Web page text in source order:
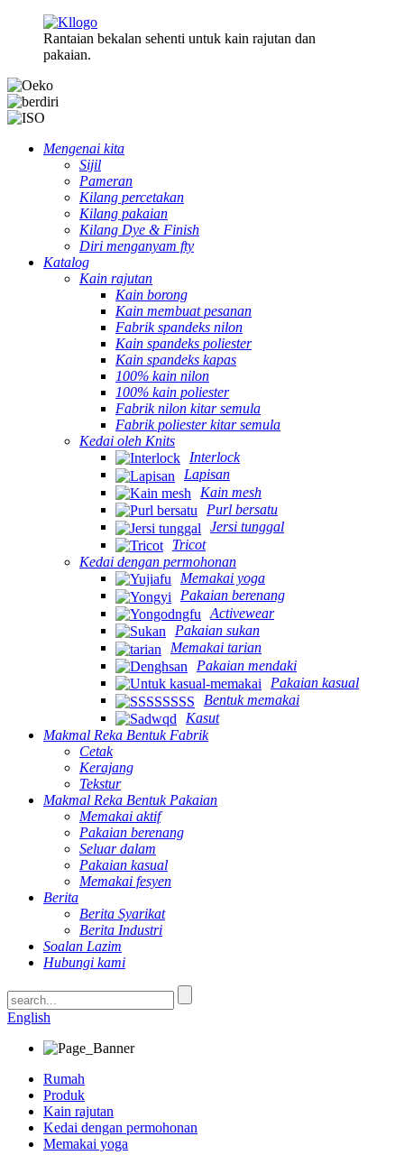
Rantaian bekalan sehenti untuk kain rajutan dan
pakaian.
Mengenai kita
Sijil
Pameran
Kilang percetakan
Kilang pakaian
Kilang Dye & Finish
Diri menganyam fty
Katalog
Kain rajutan
Kain borong
Kain membuat pesanan
Fabrik spandeks nilon
Kain spandeks poliester
Kain spandeks kapas
100% kain nilon
100% kain poliester
Fabrik nilon kitar semula
Fabrik poliester kitar semula
Kedai oleh Knits
Interlock
Lapisan
Kain mesh
Purl bersatu
Jersi tunggal
Tricot
Kedai dengan permohonan
Memakai yoga
Pakaian berenang
Activewear
Pakaian sukan
Memakai tarian
Pakaian mendaki
Pakaian kasual
Bentuk memakai
Kasut
Makmal Reka Bentuk Fabrik
Cetak
Kerajang
Tekstur
Makmal Reka Bentuk Pakaian
Memakai aktif
Pakaian berenang
Seluar dalam
Pakaian kasual
Memakai fesyen
Berita
Berita Syarikat
Berita Industri
Soalan Lazim
Hubungi kami
English
Rumah
Produk
Kain rajutan
Kedai dengan permohonan
Memakai yoga